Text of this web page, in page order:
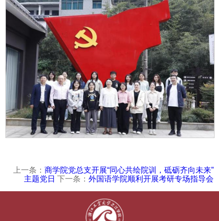
上一条： 商学院党总支开展“同心共绘院训，砥砺齐向未来”
主题党日 下一条： 外国语学院顺利开展考研专场指导会